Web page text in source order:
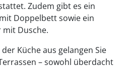
Zudem gibt es ein
Doppelbett sowie ein
mit Dusche.
Küche aus gelangen Sie
– sowohl überdacht